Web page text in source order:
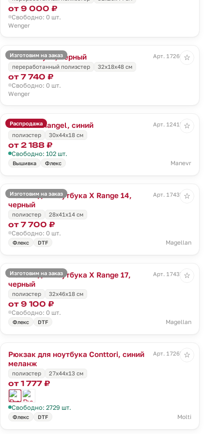
от 9 000 ₽
Свободно: 0 шт.
Wenger
Изготовим на заказ
Рюкзак Tyon, черный
Арт. 17260.30
переработанный полиэстер
32х18х48 см
от 7 740 ₽
Свободно: 0 шт.
Wenger
☆
Распродажа
Рюкзак Triangel, синий
Арт. 12415.44
полиэстер
30х44х18 см
от 2 188 ₽
Свободно: 102 шт.
Вышивка Флекс Manevr
☆
Изготовим на заказ
Рюкзак для ноутбука X Range 14,
черный
Арт. 17435.30
полиэстер 28x41x14 см
от 7 700 ₽
Свободно: 0 шт.
Флекс DTF Magellan
☆
Изготовим на заказ
Рюкзак для ноутбука X Range 17,
черный
Арт. 17437.30
полиэстер 32x46x18 см
от 9 100 ₽
Свободно: 0 шт.
Флекс DTF Magellan
☆
Рюкзак для ноутбука Conttori, синий
меланж
Арт. 17265.40
полиэстер 27х44х13 см
от 1 777 ₽
Свободно: 2729 шт.
Флекс DTF Molti
☆